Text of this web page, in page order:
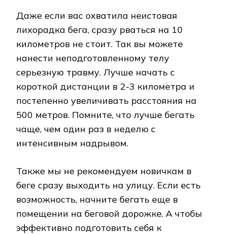
Даже если вас охватила неистовая
лихорадка бега, сразу рваться на 10
километров не стоит. Так вы можете
нанести неподготовленному телу
серьезную травму. Лучше начать с
короткой дистанции в 2-3 километра и
постепенно увеличивать расстояния на
500 метров. Помните, что лучше бегать
чаще, чем один раз в неделю с
интенсивным надрывом.
Также мы не рекомендуем новичкам в
беге сразу выходить на улицу. Если есть
возможность, начните бегать еще в
помещении на беговой дорожке. А чтобы
эффективно подготовить себя к